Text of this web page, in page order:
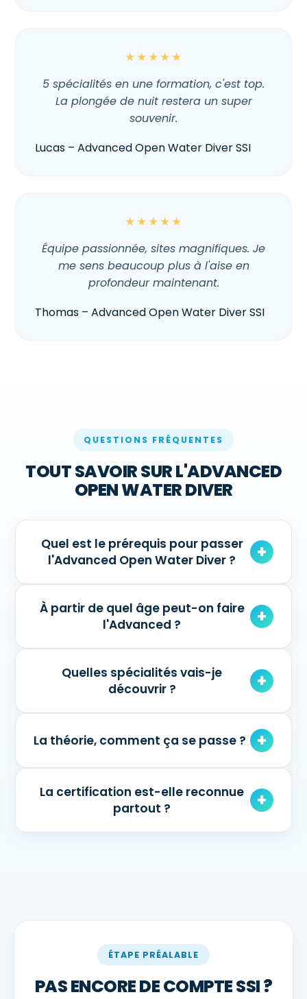
★★★★★
5 spécialités en une formation, c'est top.
La plongée de nuit restera un super
souvenir.
Lucas – Advanced Open Water Diver SSI
★★★★★
Équipe passionnée, sites magnifiques. Je
me sens beaucoup plus à l'aise en
profondeur maintenant.
Thomas – Advanced Open Water Diver SSI
QUESTIONS FRÉQUENTES
TOUT SAVOIR SUR L'ADVANCED
OPEN WATER DIVER
Quel est le prérequis pour passer
l'Advanced Open Water Diver ?
À partir de quel âge peut-on faire
l'Advanced ?
Quelles spécialités vais-je
découvrir ?
La théorie, comment ça se passe ?
La certification est-elle reconnue
partout ?
ÉTAPE PRÉALABLE
PAS ENCORE DE COMPTE SSI ?